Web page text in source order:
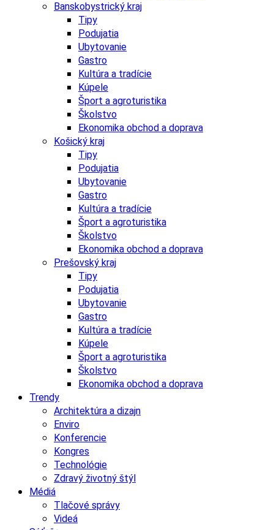
Banskobystrický kraj
Tipy
Podujatia
Ubytovanie
Gastro
Kultúra a tradície
Kúpele
Šport a agroturistika
Školstvo
Ekonomika obchod a doprava
Košický kraj
Tipy
Podujatia
Ubytovanie
Gastro
Kultúra a tradície
Šport a agroturistika
Školstvo
Ekonomika obchod a doprava
Prešovský kraj
Tipy
Podujatia
Ubytovanie
Gastro
Kultúra a tradície
Kúpele
Šport a agroturistika
Školstvo
Ekonomika obchod a doprava
Trendy
Architektúra a dizajn
Enviro
Konferencie
Kongres
Technológie
Zdravý životný štýl
Médiá
Tlačové správy
Videá